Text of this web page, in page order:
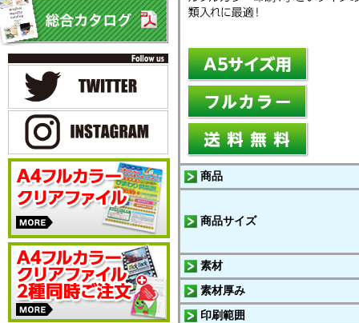
商品
商品サイズ
素材
素材厚み
印刷範囲